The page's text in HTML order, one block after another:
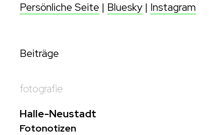
Persönliche Seite | Bluesky | Instagram
Beiträge
fotografie
Halle-Neustadt
Fotonotizen